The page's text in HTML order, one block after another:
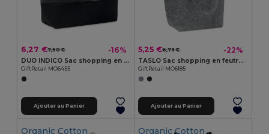
6,27 €7,50 € -16%
DUO INDICO Sac shopping en feutre RPET
GiftRetail MO6455
Ajouter au Panier
5,25 €6,73 € -22%
TASLO Sac shopping en feutre RPET
GiftRetail MO6185
Ajouter au Panier
Organic Cotton Organic Cotton